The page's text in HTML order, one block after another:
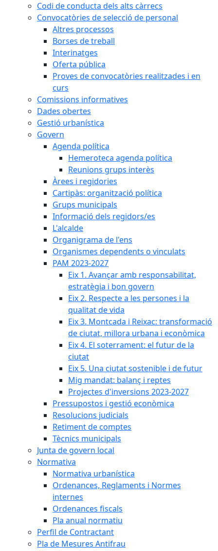
Codi de conducta dels alts càrrecs
Convocatòries de selecció de personal
Altres processos
Borses de treball
Interinatges
Oferta pública
Proves de convocatòries realitzades i en
curs
Comissions informatives
Dades obertes
Gestió urbanística
Govern
Agenda política
Hemeroteca agenda política
Reunions grups interès
Àrees i regidories
Cartipàs: organització política
Grups municipals
Informació dels regidors/es
L'alcalde
Organigrama de l'ens
Organismes dependents o vinculats
PAM 2023-2027
Eix 1. Avançar amb responsabilitat,
estratègia i bon govern
Eix 2. Respecte a les persones i la
qualitat de vida
Eix 3. Montcada i Reixac: transformació
de ciutat, millora urbana i econòmica
Eix 4. El soterrament: el futur de la
ciutat
Eix 5. Una ciutat sostenible i de futur
Mig mandat: balanç i reptes
Projectes d'inversions 2023-2027
Pressupostos i gestió econòmica
Resolucions judicials
Retiment de comptes
Tècnics municipals
Junta de govern local
Normativa
Normativa urbanística
Ordenances, Reglaments i Normes
internes
Ordenances fiscals
Pla anual normatiu
Perfil de Contractant
Pla de Mesures Antifrau